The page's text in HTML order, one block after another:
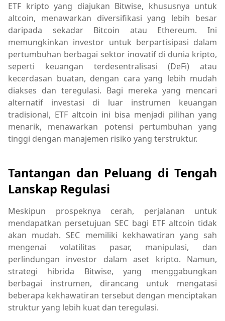
ETF kripto yang diajukan Bitwise, khususnya untuk
altcoin, menawarkan diversifikasi yang lebih besar
daripada sekadar Bitcoin atau Ethereum. Ini
memungkinkan investor untuk berpartisipasi dalam
pertumbuhan berbagai sektor inovatif di dunia kripto,
seperti keuangan terdesentralisasi (DeFi) atau
kecerdasan buatan, dengan cara yang lebih mudah
diakses dan teregulasi. Bagi mereka yang mencari
alternatif investasi di luar instrumen keuangan
tradisional, ETF altcoin ini bisa menjadi pilihan yang
menarik, menawarkan potensi pertumbuhan yang
tinggi dengan manajemen risiko yang terstruktur.
Tantangan dan Peluang di Tengah
Lanskap Regulasi
Meskipun prospeknya cerah, perjalanan untuk
mendapatkan persetujuan SEC bagi ETF altcoin tidak
akan mudah. SEC memiliki kekhawatiran yang sah
mengenai volatilitas pasar, manipulasi, dan
perlindungan investor dalam aset kripto. Namun,
strategi hibrida Bitwise, yang menggabungkan
berbagai instrumen, dirancang untuk mengatasi
beberapa kekhawatiran tersebut dengan menciptakan
struktur yang lebih kuat dan teregulasi.